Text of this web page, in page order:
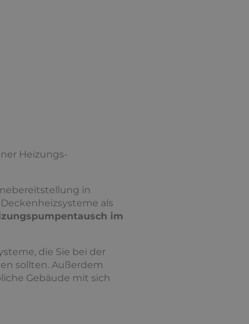
Heizungs­
in
als
im
die Sie bei der
sollten. Außerdem
Gebäude mit sich